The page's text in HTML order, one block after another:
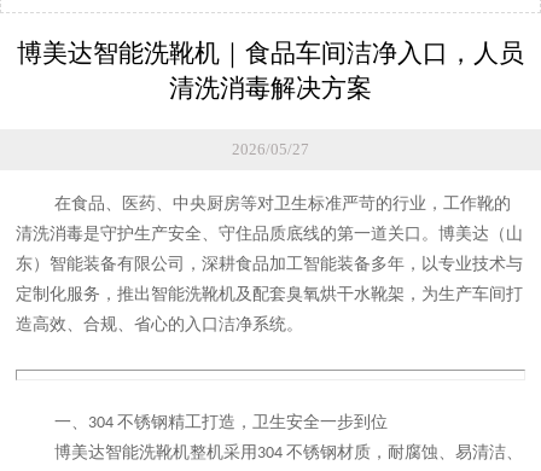
博美达智能洗靴机｜食品车间洁净入口，人员
清洗消毒解决方案
2026/05/27
在食品、医药、中央厨房等对卫生标准严苛的行业，工作靴的
清洗消毒是守护生产安全、守住品质底线的第一道关口。博美达（山
东）智能装备有限公司，深耕食品加工智能装备多年，以专业技术与
定制化服务，推出智能洗靴机及配套臭氧烘干水靴架，为生产车间打
造高效、合规、省心的入口洁净系统。
一、 304不锈钢精工打造，卫生安全一步到位
博美达智能洗靴机整机采用 304不锈钢材质，耐腐蚀、易清洁、